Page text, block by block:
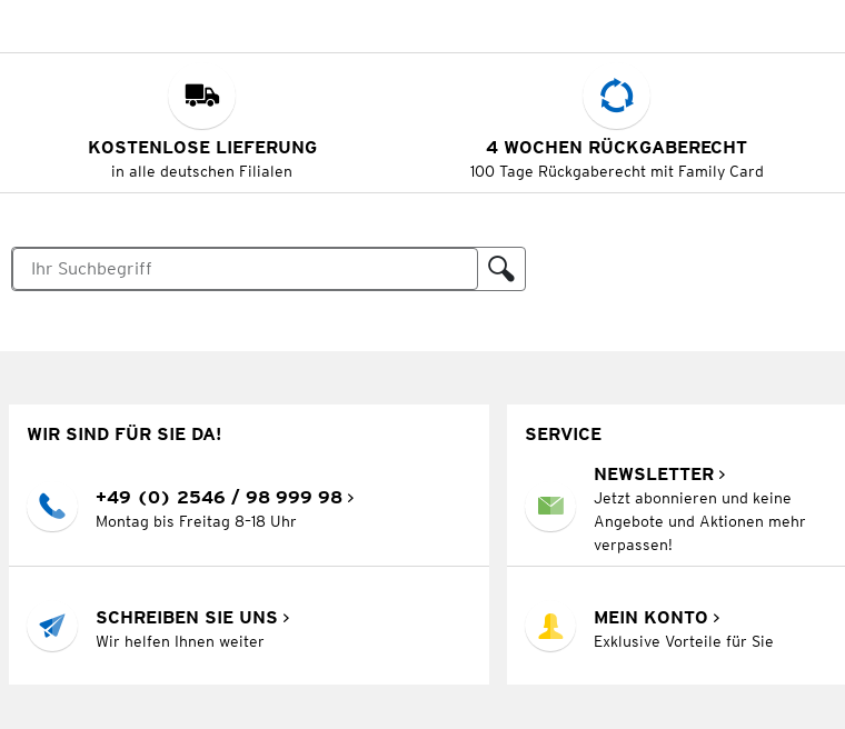
KOSTENLOSE LIEFERUNG
in alle deutschen Filialen
4 WOCHEN RÜCKGABERECHT
100 Tage Rückgaberecht mit Family Card
WIR SIND FÜR SIE DA!
+49 (0) 2546 / 98 999 98
Montag bis Freitag 8–18 Uhr
SCHREIBEN SIE UNS
Wir helfen Ihnen weiter
SERVICE
NEWSLETTER
Jetzt abonnieren und keine
Angebote und Aktionen mehr
verpassen!
MEIN KONTO
Exklusive Vorteile für Sie